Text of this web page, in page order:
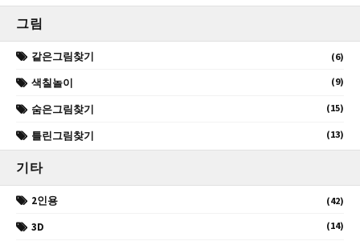
그림
같은그림찾기 (6)
색칠놀이 (9)
숨은그림찾기 (15)
틀린그림찾기 (13)
기타
2인용 (42)
3D (14)